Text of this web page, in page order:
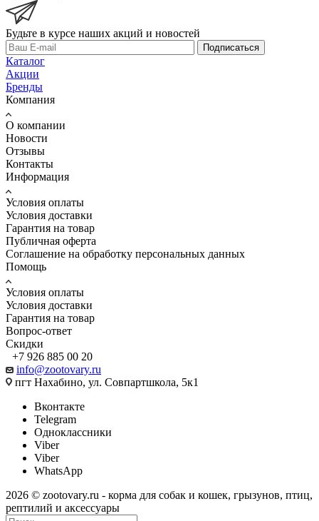
Будьте в курсе наших акций и новостей
Подписаться
Каталог
Акции
Бренды
Компания
О компании
Новости
Отзывы
Контакты
Информация
Условия оплаты
Условия доставки
Гарантия на товар
Публичная оферта
Соглашение на обработку персональных данных
Помощь
Условия оплаты
Условия доставки
Гарантия на товар
Вопрос-ответ
Скидки
+7 926 885 00 20
info@zootovary.ru
пгт Нахабино, ул. Совпартшкола, 5к1
Вконтакте
Telegram
Одноклассники
Viber
Viber
WhatsApp
2026 © zootovary.ru - корма для собак и кошек, грызунов, птиц,
рептилий и аксессуары